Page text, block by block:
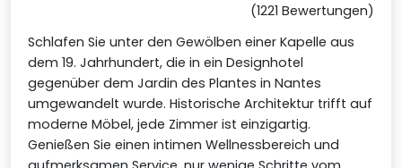
(1221 Bewertungen)
Schlafen Sie unter den Gewölben einer Kapelle aus
dem 19. Jahrhundert, die in ein Designhotel
gegenüber dem Jardin des Plantes in Nantes
umgewandelt wurde. Historische Architektur trifft auf
moderne Möbel, jede Zimmer ist einzigartig.
Genießen Sie einen intimen Wellnessbereich und